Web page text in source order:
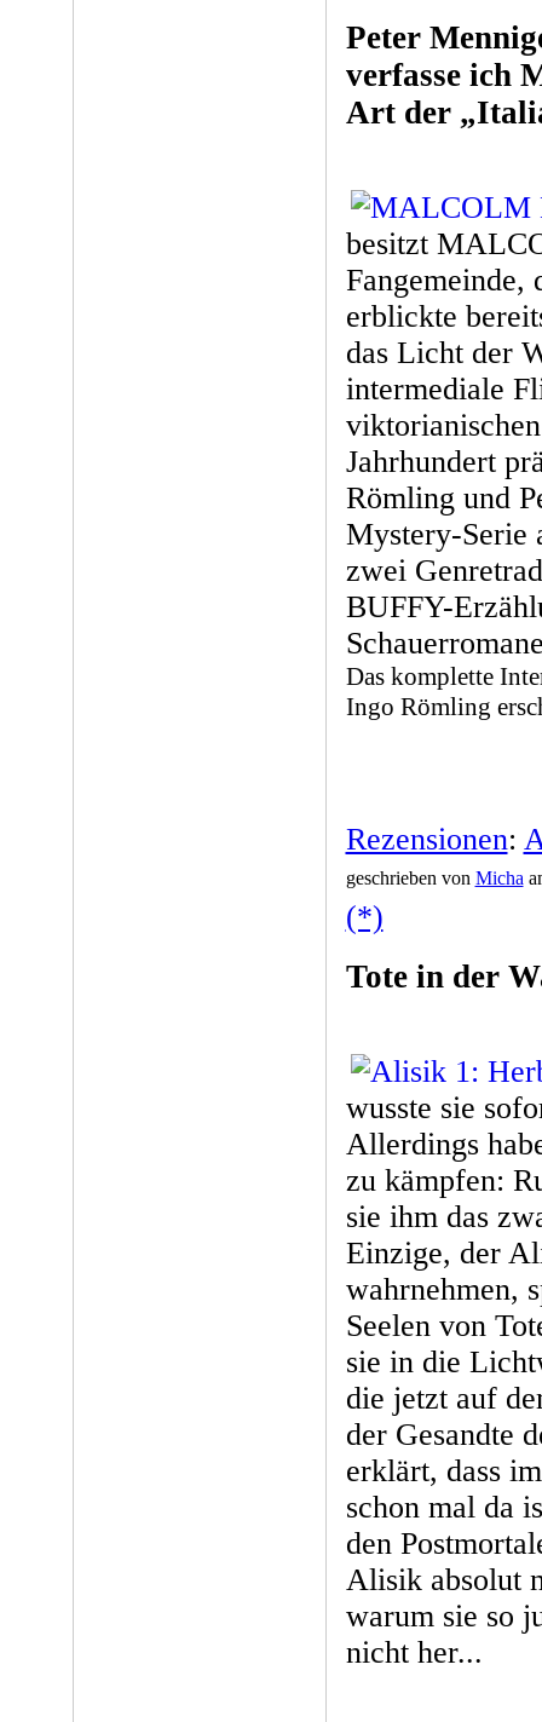
Peter
verfasse ich
Art der
besitzt
Fangemeinde,
erblickte
das Licht der
intermediale
Jahrhundert
Römling und
Mystery-Serie
zwei
BUFFY-
Das komplette
Ingo Römling
Rezensionen:
geschrieben von Micha
(*)
Tote in der
wusste sie
Allerdings
zu kämpfen:
sie ihm das
Einzige, der
wahrnehmen,
Seelen von
sie in die
die jetzt auf
der Gesandte
erklärt, dass
schon mal da
den
Alisik absolut
warum sie so
nicht her...